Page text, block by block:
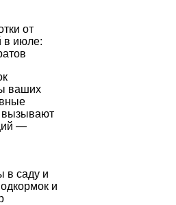
от
в июле:
ваших
вызывают
—
в саду и
и